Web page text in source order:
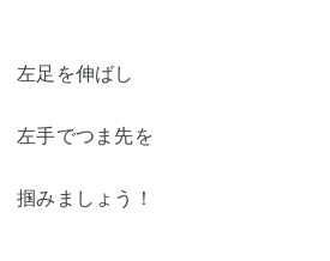
左足を伸ばし
左手でつま先を
掴みましょう！